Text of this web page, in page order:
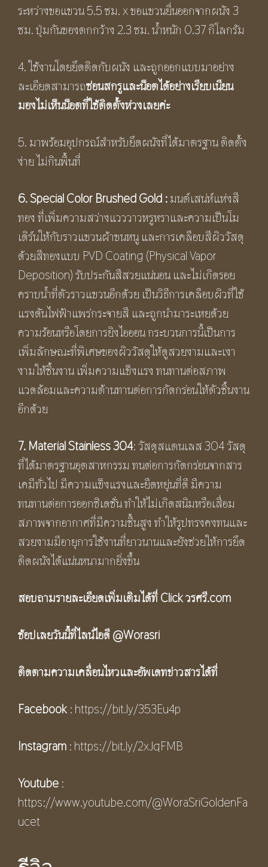
ระหว่างขอแขวน 5.5 ซม. x ขอแขวนยื่นออกจากผนัง 3
ซม. ปุ่มกันของตกกว้าง 2.3 ซม. น้ำหนัก 0.37 กิโลกรัม
4. ใช้งานโดยยึดติดกับผนัง และถูกออกแบบมาอย่าง
ละเอียดสามารถซ่อนสกรูและน็อตได้อย่างเรียบเนียน
มองไม่เห็นน็อตที่ใช้ติดตั้งห่วงเลยค่ะ
5. มาพร้อมอุปกรณ์สำหรับยึดผนังที่ได้มาตรฐาน ติดตั้ง
ง่าย ไม่กินพื้นที่
6. Special Color Brushed Gold :มนต์เสน่ห์แห่งสี
ทอง ที่เพิ่มความสว่างแวววาวหรูหราและความเป็นโม
เดิร์นให้กับราวแขวนผ้าขนหนู และการเคลือบสีผิววัสดุ
ด้วยสีทองแบบ PVD Coating (Physical Vapor
Deposition) รับประกันสีสวยแน่นอน และไม่เกิดรอย
คราบน้ำที่ตัวราวแขวนอีกด้วย เป็นวิธีการเคลือบผิวที่ใช้
แรงดันไฟฟ้าแพร่กระจายสี และถูกนำมาระเหยด้วย
ความร้อนหรือโดยการยิงไอออน กระบวนการนี้เป็นการ
เพิ่มลักษณะที่พิเศษของผิววัสดุให้ดูสวยงามและเงา
งามให้ชิ้นงาน เพิ่มความแข็งแรง ทนทานต่อสภาพ
แวดล้อมและความต้านทานต่อการกัดกร่อนให้ตัวชิ้นงาน
อีกด้วย
7. Material Stainless 304: วัสดุสแตนเลส 304 วัสดุ
ที่ได้มาตรฐานอุตสาหกรรม ทนต่อการกัดกร่อนจากสาร
เคมีทั่วไป มีความแข็งแรงและยืดหยุ่นที่ดี มีความ
ทนทานต่อการออกซิเดชั่น ทำให้ไม่เกิดสนิมหรือเสื่อม
สภาพจากอากาศที่มีความชื้นสูง ทำให้รูปทรงคงทนและ
สวยงามมีอายุการใช้งานที่ยาวนานและยังช่วยให้การยึด
ติดผนังได้แน่นหนามากยิ่งขึ้น
สอบถามรายละเอียดเพิ่มเติมได้ที่ Clickวรศรี.com
ช้อปเลยวันนี้ที่ไลน์ไอดี@Worasri
ติดตามความเคลื่อนไหวและอัพเดทข่าวสารได้ที่
Facebook : https://bit.ly/353Eu4p
Instagram : https://bit.ly/2xJqFMB
Youtube :
https://www.youtube.com/@WoraSriGoldenFa
ucet